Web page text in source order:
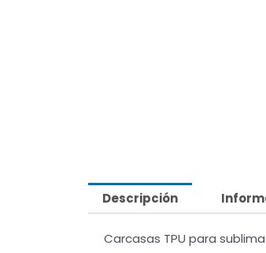
Descripción
Carcasas TPU para